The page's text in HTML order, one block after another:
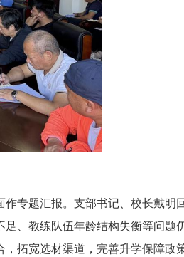
专题汇报。支部书记、校长戴明
、教练队伍年龄结构失衡等问题
拓宽选材渠道，完善升学保障政